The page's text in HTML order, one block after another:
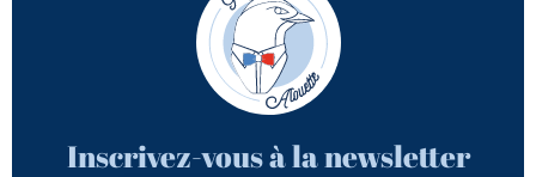
Inscrivez-vous à la newsletter